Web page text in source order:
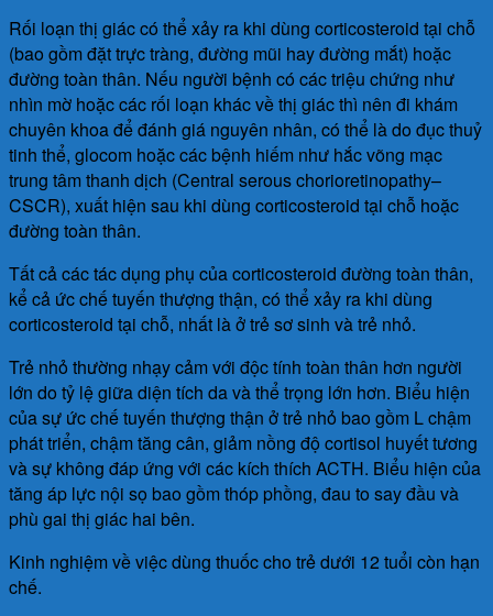
Rối loạn thị giác có thể xảy ra khi dùng corticosteroid tại chỗ
(bao gồm đặt trực tràng, đường mũi hay đường mắt) hoặc
đường toàn thân. Nếu người bệnh có các triệu chứng như
nhìn mờ hoặc các rối loạn khác về thị giác thì nên đi khám
chuyên khoa để đánh giá nguyên nhân, có thể là do đục thuỷ
tinh thể, glocom hoặc các bệnh hiếm như hắc võng mạc
trung tâm thanh dịch (Central serous chorioretinopathy–
CSCR), xuất hiện sau khi dùng corticosteroid tại chỗ hoặc
đường toàn thân.
Tất cả các tác dụng phụ của corticosteroid đường toàn thân,
kể cả ức chế tuyến thượng thận, có thể xảy ra khi dùng
corticosteroid tại chỗ, nhất là ở trẻ sơ sinh và trẻ nhỏ.
Trẻ nhỏ thường nhạy cảm với độc tính toàn thân hơn người
lớn do tỷ lệ giữa diện tích da và thể trọng lớn hơn. Biểu hiện
của sự ức chế tuyến thượng thận ở trẻ nhỏ bao gồm L chậm
phát triển, chậm tăng cân, giảm nồng độ cortisol huyết tương
và sự không đáp ứng với các kích thích ACTH. Biểu hiện của
tăng áp lực nội sọ bao gồm thóp phồng, đau to say đầu và
phù gai thị giác hai bên.
Kinh nghiệm về việc dùng thuốc cho trẻ dưới 12 tuổi còn hạn
chế.